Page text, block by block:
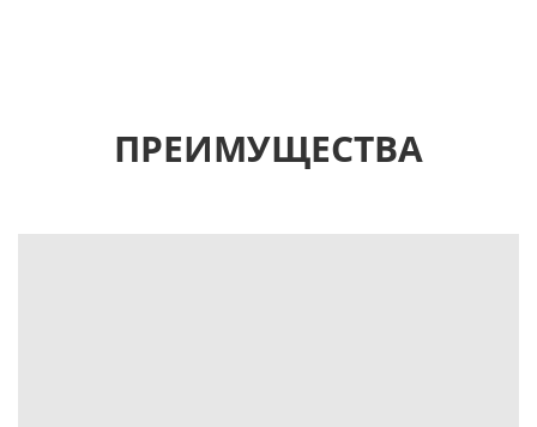
ПРЕИМУЩЕСТВА